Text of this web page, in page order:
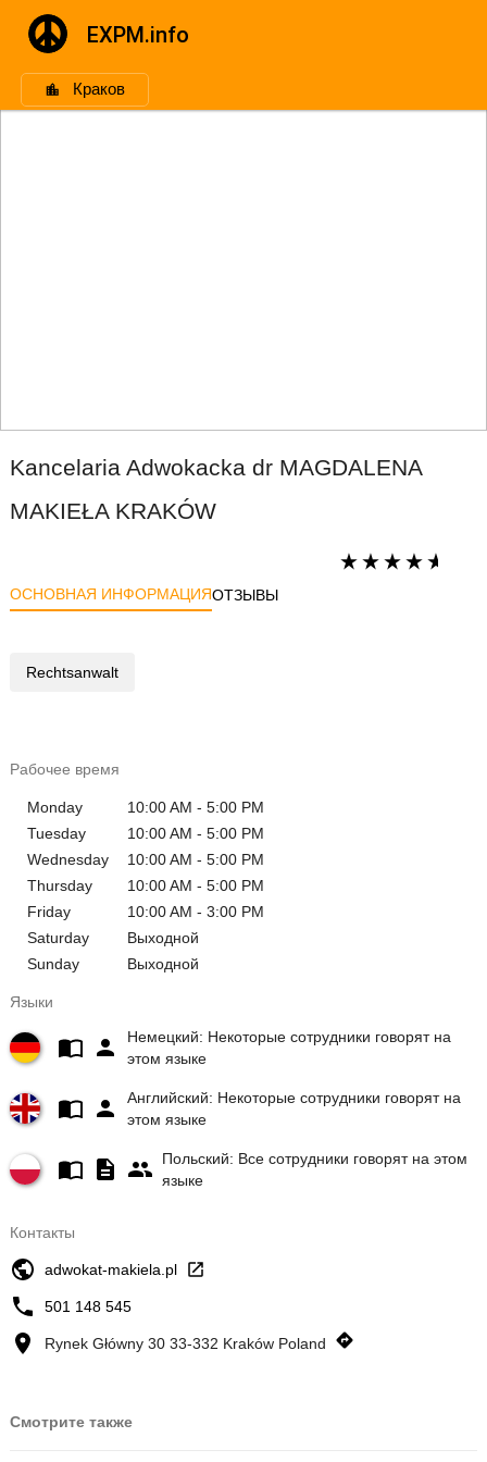
EXPM.info
Краков
Kancelaria Adwokacka dr MAGDALENA
MAKIEŁA KRAKÓW
ОСНОВНАЯ ИНФОРМАЦИЯОТЗЫВЫ
Rechtsanwalt
Рабочее время
Monday
10:00 AM - 5:00 PM
Tuesday
10:00 AM - 5:00 PM
Wednesday
10:00 AM - 5:00 PM
Thursday
10:00 AM - 5:00 PM
Friday
10:00 AM - 3:00 PM
Saturday
Выходной
Sunday
Выходной
Языки
Немецкий: Некоторые сотрудники говорят на
этом языке
Английский: Некоторые сотрудники говорят на
этом языке
Польский: Все сотрудники говорят на этом
языке
Контакты
adwokat-makiela.pl
501 148 545
Rynek Główny 30 33-332 Kraków Poland
Смотрите также